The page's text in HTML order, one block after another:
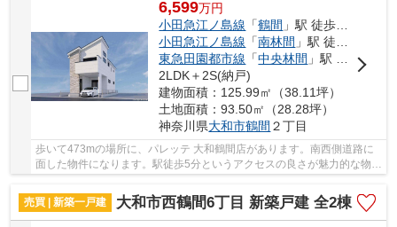
6,599万円
小田急江ノ島線 「鶴間 」駅 徒歩5分
小田急江ノ島線 「南林間 」駅 徒歩6分
東急田園都市線 「中央林間 」駅 徒歩23分
2LDK＋2S(納戸)
建物面積：125.99㎡（38.11坪）
土地面積：93.50㎡（28.28坪）
神奈川県大和市鶴間 ２丁目
歩いて473mの場所に、パレッテ 大和鶴間店があります。南西側道路に
面した物件になります。駅徒歩5分というアクセスの良さが魅力的な物件
です。内外装共に綺麗な新築戸建ての物件はい...
売買 | 新築一戸建
大和市西鶴間6丁目 新築戸建 全2棟